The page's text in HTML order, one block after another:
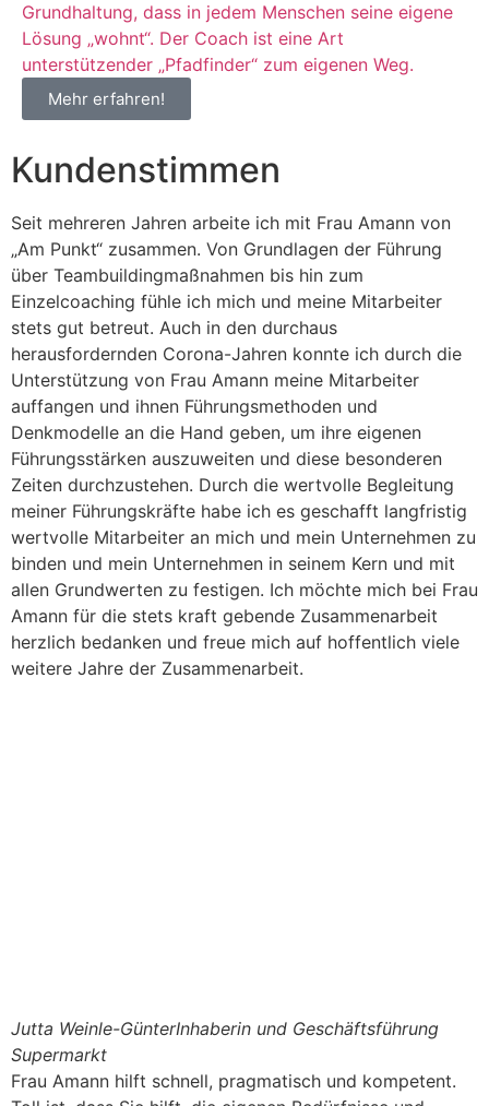
Grundhaltung, dass in jedem Menschen seine eigene
Lösung „wohnt“. Der Coach ist eine Art
unterstützender „Pfadfinder“ zum eigenen Weg.
Mehr erfahren!
Kundenstimmen
Seit mehreren Jahren arbeite ich mit Frau Amann von
„Am Punkt“ zusammen. Von Grundlagen der Führung
über Teambuildingmaßnahmen bis hin zum
Einzelcoaching fühle ich mich und meine Mitarbeiter
stets gut betreut. Auch in den durchaus
herausfordernden Corona-Jahren konnte ich durch die
Unterstützung von Frau Amann meine Mitarbeiter
auffangen und ihnen Führungsmethoden und
Denkmodelle an die Hand geben, um ihre eigenen
Führungsstärken auszuweiten und diese besonderen
Zeiten durchzustehen. Durch die wertvolle Begleitung
meiner Führungskräfte habe ich es geschafft langfristig
wertvolle Mitarbeiter an mich und mein Unternehmen zu
binden und mein Unternehmen in seinem Kern und mit
allen Grundwerten zu festigen. Ich möchte mich bei Frau
Amann für die stets kraft gebende Zusammenarbeit
herzlich bedanken und freue mich auf hoffentlich viele
weitere Jahre der Zusammenarbeit.
Jutta Weinle-GünterInhaberin und Geschäftsführung
Supermarkt
Frau Amann hilft schnell, pragmatisch und kompetent.